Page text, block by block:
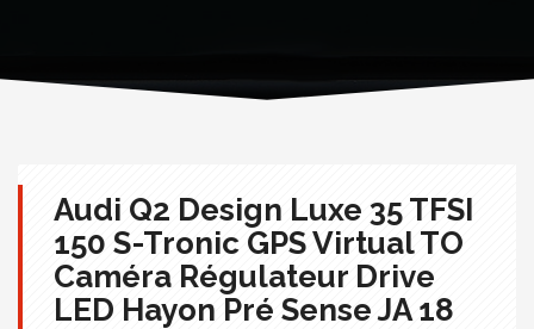
Audi Q2 Design Luxe 35 TFSI
150 S-Tronic GPS Virtual TO
Caméra Régulateur Drive
LED Hayon Pré Sense JA 18